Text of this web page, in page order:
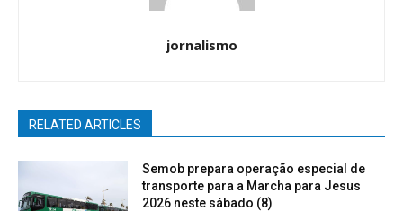
jornalismo
RELATED ARTICLES
Semob prepara operação especial de
transporte para a Marcha para Jesus
2026 neste sábado (8)